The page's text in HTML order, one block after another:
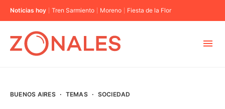
Noticias hoy Tren Sarmiento Moreno Fiesta de la Flor
BUENOS AIRES · TEMAS · SOCIEDAD